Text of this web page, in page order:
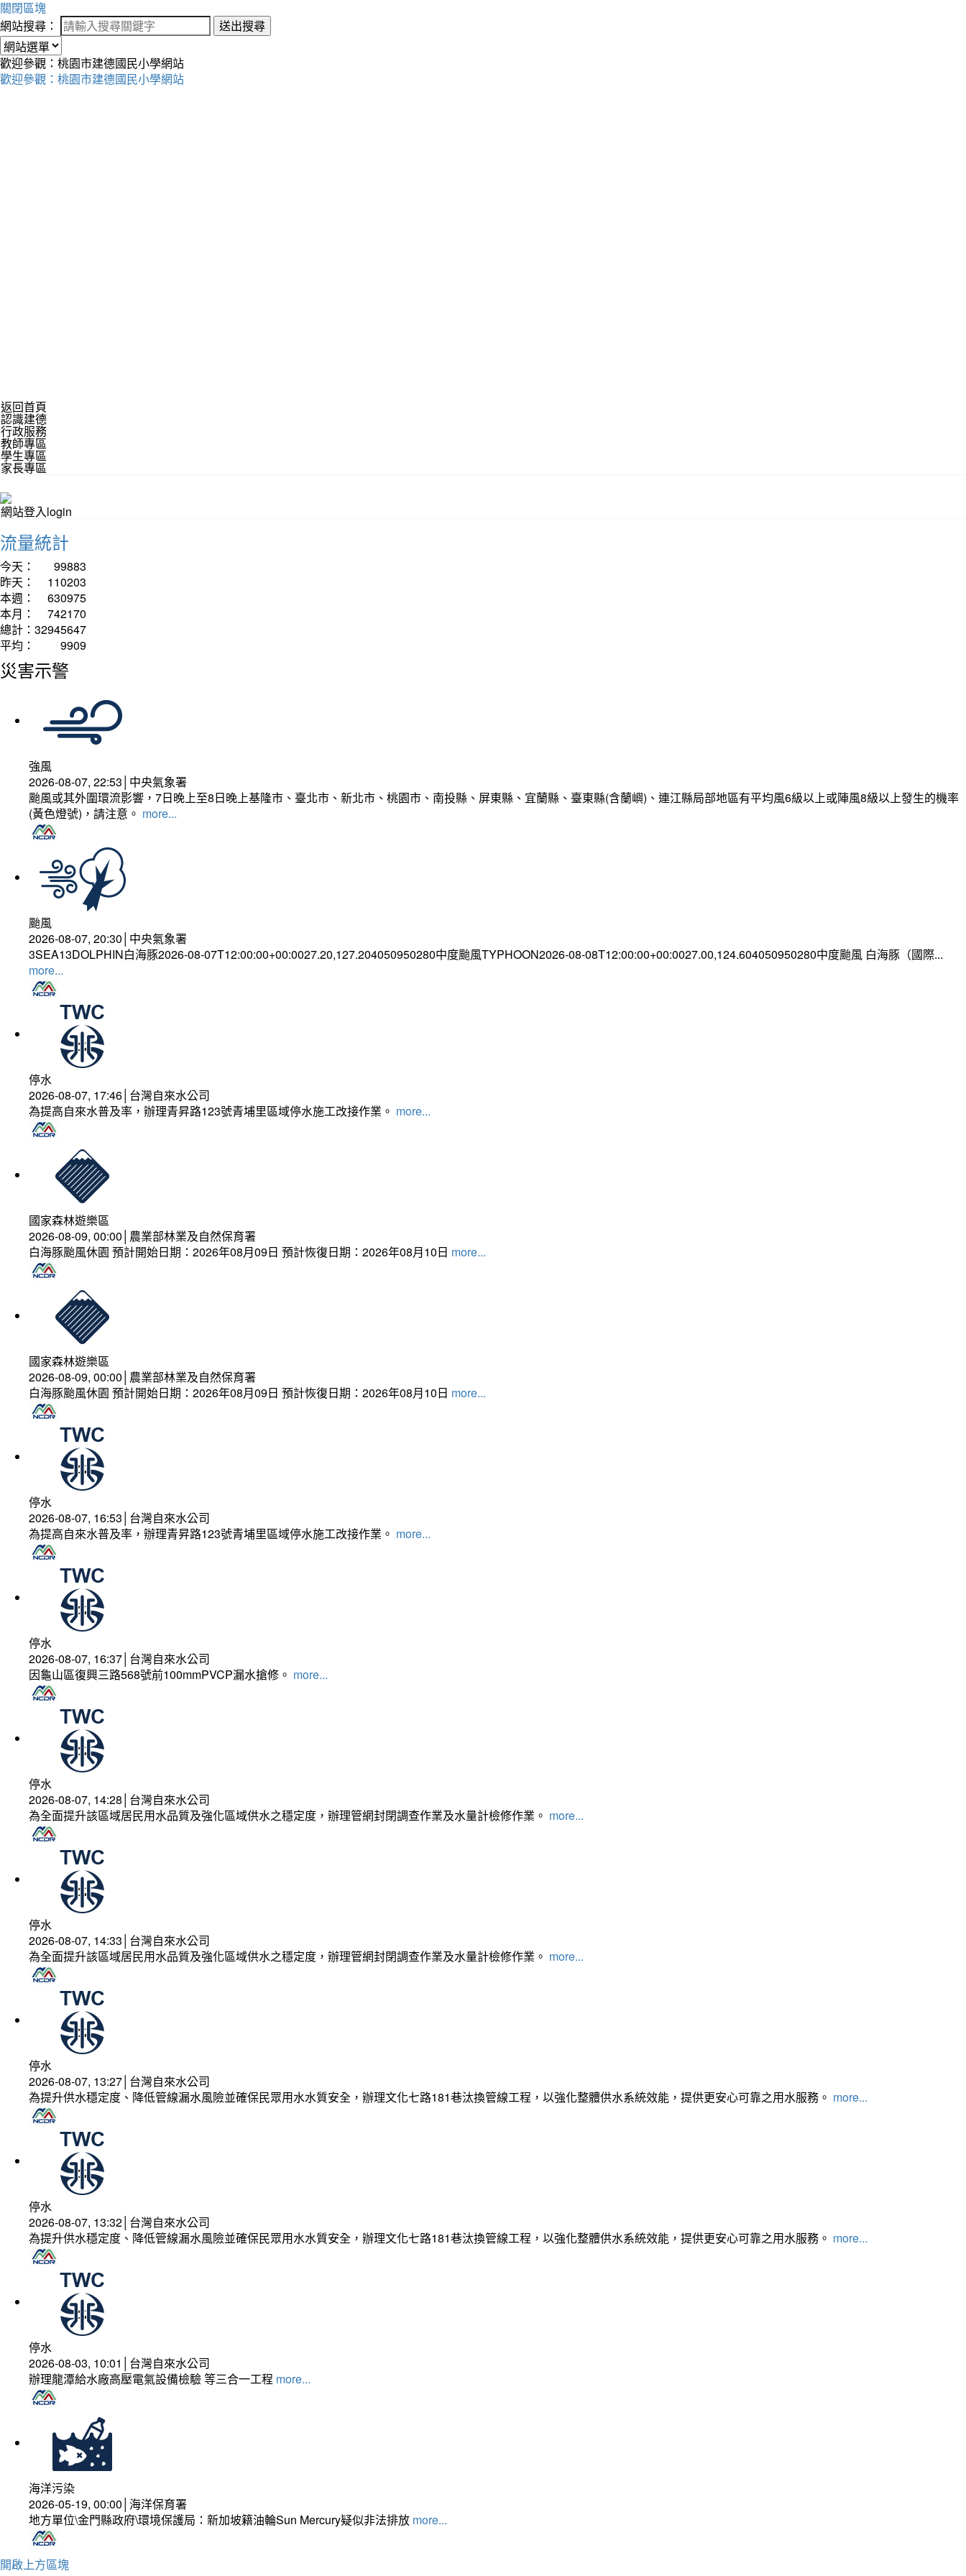
關閉區塊
網站搜尋：
送出搜尋
歡迎參觀：桃園市建德國民小學網站
歡迎參觀：桃園市建德國民小學網站
返回首頁
認識建德
行政服務
教師專區
學生專區
家長專區
網站登入login
流量統計
今天：
99883
昨天：
110203
本週：
630975
本月：
742170
總計： 32945647
平均：
9909
災害示警
強風
2026-08-07, 22:53│中央氣象署
颱風或其外圍環流影響，7日晚上至8日晚上基隆市、臺北市、新北市、桃園市、南投縣、屏東縣、宜蘭縣、臺東縣(含蘭嶼)、連江縣局部地區有平均風6級以上或陣風8級以上發生的機率
(黃色燈號)，請注意。 more...
颱風
2026-08-07, 20:30│中央氣象署
3SEA13DOLPHIN白海豚2026-08-07T12:00:00+00:0027.20,127.204050950280中度颱風TYPHOON2026-08-08T12:00:00+00:0027.00,124.604050950280中度颱風 白海豚（國際...
more...
停水
2026-08-07, 17:46│台灣自來水公司
為提高自來水普及率，辦理青昇路123號青埔里區域停水施工改接作業。 more...
國家森林遊樂區
2026-08-09, 00:00│農業部林業及自然保育署
白海豚颱風休園 預計開始日期：2026年08月09日 預計恢復日期：2026年08月10日 more...
國家森林遊樂區
2026-08-09, 00:00│農業部林業及自然保育署
白海豚颱風休園 預計開始日期：2026年08月09日 預計恢復日期：2026年08月10日 more...
停水
2026-08-07, 16:53│台灣自來水公司
為提高自來水普及率，辦理青昇路123號青埔里區域停水施工改接作業。 more...
停水
2026-08-07, 16:37│台灣自來水公司
因龜山區復興三路568號前100mmPVCP漏水搶修。 more...
停水
2026-08-07, 14:28│台灣自來水公司
為全面提升該區域居民用水品質及強化區域供水之穩定度，辦理管網封閉調查作業及水量計檢修作業。 more...
停水
2026-08-07, 14:33│台灣自來水公司
為全面提升該區域居民用水品質及強化區域供水之穩定度，辦理管網封閉調查作業及水量計檢修作業。 more...
停水
2026-08-07, 13:27│台灣自來水公司
為提升供水穩定度、降低管線漏水風險並確保民眾用水水質安全，辦理文化七路181巷汰換管線工程，以強化整體供水系統效能，提供更安心可靠之用水服務。 more...
停水
2026-08-07, 13:32│台灣自來水公司
為提升供水穩定度、降低管線漏水風險並確保民眾用水水質安全，辦理文化七路181巷汰換管線工程，以強化整體供水系統效能，提供更安心可靠之用水服務。 more...
停水
2026-08-03, 10:01│台灣自來水公司
辦理龍潭給水廠高壓電氣設備檢驗 等三合一工程 more...
海洋污染
2026-05-19, 00:00│海洋保育署
地方單位\金門縣政府\環境保護局：新加坡籍油輪Sun Mercury疑似非法排放 more...
開啟上方區塊